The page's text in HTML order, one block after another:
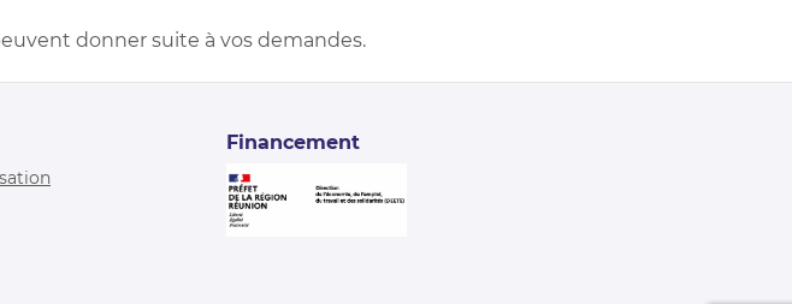
donner suite à vos demandes.
Financement